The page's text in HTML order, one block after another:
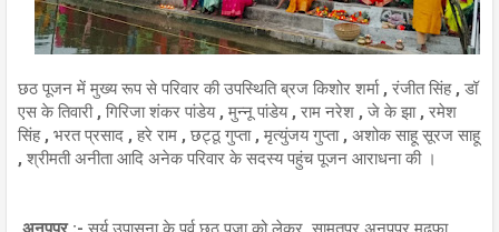
छठ पूजन में मुख्य रूप से परिवार की उपस्थिति ब्रज किशोर शर्मा , रंजीत सिंह , डॉ
एस के तिवारी , गिरिजा शंकर पांडेय , मुन्नू पांडेय , राम नरेश , जे के झा , रमेश
सिंह , भरत प्रसाद , हरे राम , छट्ठू गुप्ता , मृत्युंजय गुप्ता , अशोक साहू सूरज साहू
, श्रीमती अनीता आदि अनेक परिवार के सदस्य पहुंच पूजन आराधना की ।